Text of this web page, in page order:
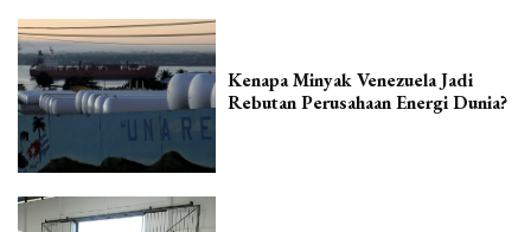
Kenapa Minyak Venezuela Jadi
Rebutan Perusahaan Energi Dunia?